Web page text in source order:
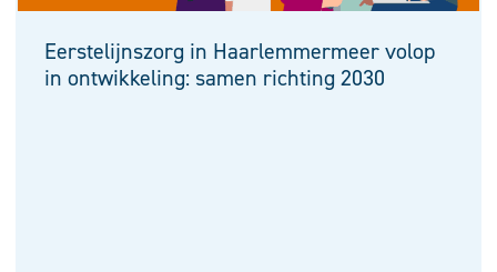
Eerstelijnszorg in Haarlemmermeer volop
in ontwikkeling: samen richting 2030